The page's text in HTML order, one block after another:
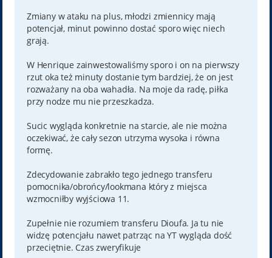
Zmiany w ataku na plus, młodzi zmiennicy mają
potencjał, minut powinno dostać sporo więc niech
grają.
W Henrique zainwestowaliśmy sporo i on na pierwszy
rzut oka też minuty dostanie tym bardziej, że on jest
rozważany na oba wahadła. Na moje da radę, piłka
przy nodze mu nie przeszkadza.
Sucic wygląda konkretnie na starcie, ale nie można
oczekiwać, że cały sezon utrzyma wysoka i równa
formę.
Zdecydowanie zabrakło tego jednego transferu
pomocnika/obrońcy/lookmana który z miejsca
wzmocniłby wyjściowa 11.
Zupełnie nie rozumiem transferu Dioufa. Ja tu nie
widzę potencjału nawet patrząc na YT wygląda dość
przeciętnie. Czas zweryfikuje